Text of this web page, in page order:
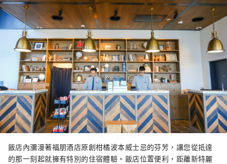
飯店內瀰漫著福朋酒店原創柑橘波本威士忌的芬芳，讓您從抵達
的那一刻起就擁有特別的住宿體驗。飯店位置便利，距離新特麗